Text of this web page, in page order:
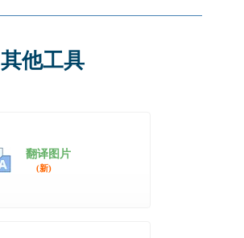
其他工具
翻译图片
(新)